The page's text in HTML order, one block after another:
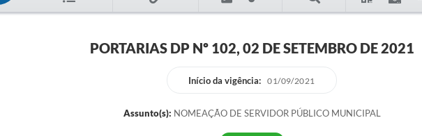
PORTARIAS DP Nº 102, 02 DE SETEMBRO DE 2021
Início da vigência: 01/09/2021
Assunto(s): NOMEAÇÃO DE SERVIDOR PÚBLICO MUNICIPAL